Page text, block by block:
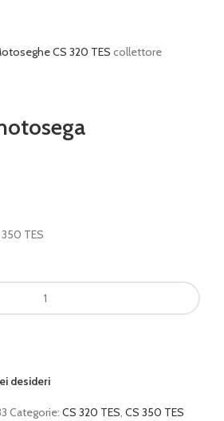
CS 320 TES collettore
TES
desideri
Categorie: CS 320 TES CS 350 TES